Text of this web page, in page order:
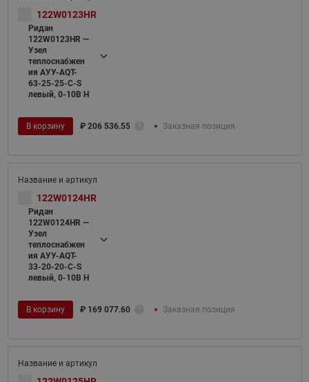
122W0123HR
Ридан
122W0123HR —
Узел
теплоснабжен
ия АУУ-AQT-
63-25-25-C-S
левый, 0-10В H
В корзину ₽ 206 536.55 Заказная позиция
122W0124HR
Ридан
122W0124HR —
Узел
теплоснабжен
ия АУУ-AQT-
33-20-20-C-S
левый, 0-10В H
В корзину ₽ 169 077.60 Заказная позиция